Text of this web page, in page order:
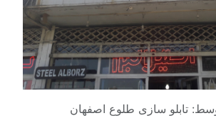
تابلو سازی طلوع اصفهان